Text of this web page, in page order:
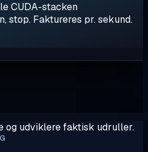
CUDA-stacken
stop. Faktureres pr. sekund.
og udviklere faktisk udruller.